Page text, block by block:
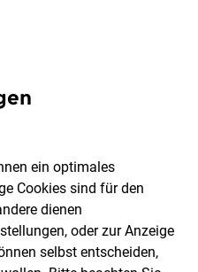
(m/w/d)
AG
ein optimales
Cookies sind für den
dienen
oder zur Anzeige
selbst entscheiden,